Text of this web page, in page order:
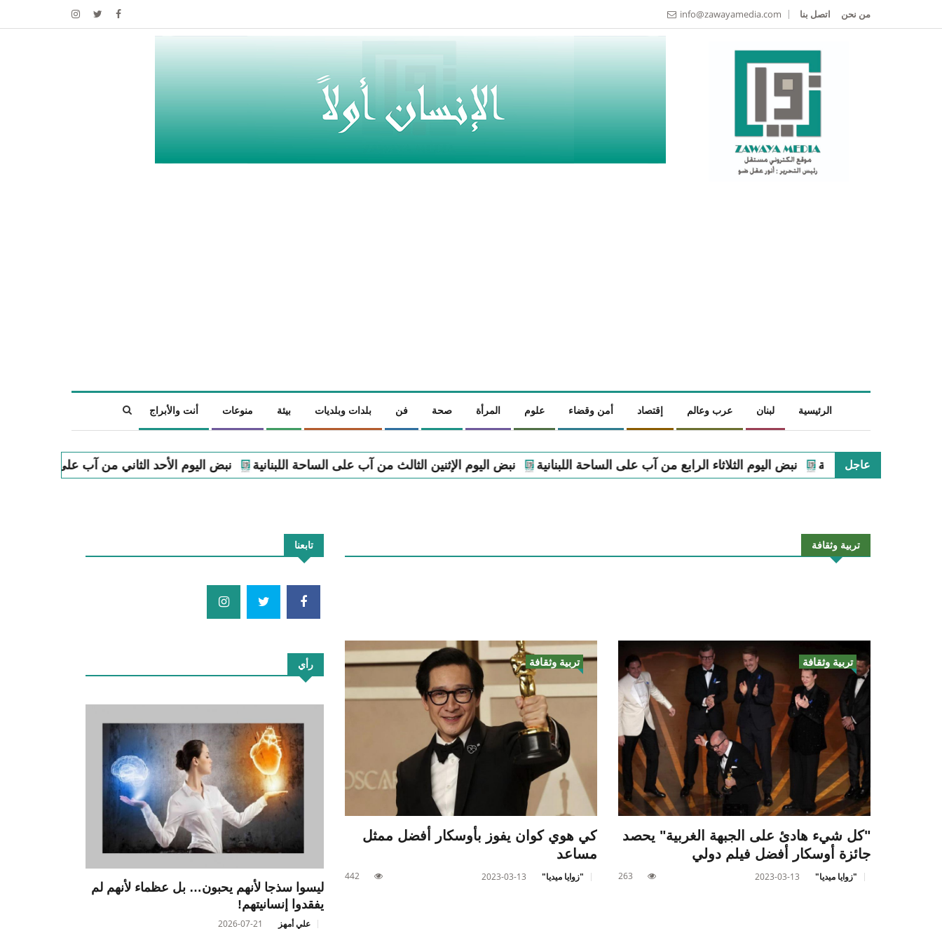
info@zawayamedia.com من نحن اتصل بنا
الرئيسية لبنان عرب وعالم إقتصاد أمن وقضاء علوم المرأة صحة فن بلدات وبلديات بيئة منوعات أنت والأبراج
عاجل
نبض اليوم الثلاثاء الرابع من آب على الساحة اللبنانية نبض اليوم الإثنين الثالث من آب على الساحة اللبنانية نبض اليوم الأحد الثاني من آب على الساحة اللبنانية نبض اليوم السبت
تربية وثقافة
تربية وثقافة
"كل شيء هادئ على الجبهة الغربية" يحصد
جائزة أوسكار أفضل فيلم دولي
"زوايا ميديا" 2023-03-13
263
تربية وثقافة
كي هوي كوان يفوز بأوسكار أفضل ممثل
مساعد
"زوايا ميديا" 2023-03-13
442
تابعنا
رأي
ليسوا سذجا لأنهم يحبون… بل عظماء لأنهم لم
يفقدوا إنسانيتهم!
علي أمهز 2026-07-21